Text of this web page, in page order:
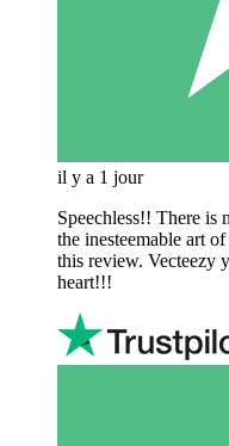
il y a 1 jour
Speechless!! There
the inesteemable art
this review. Vecteezy
heart!!!